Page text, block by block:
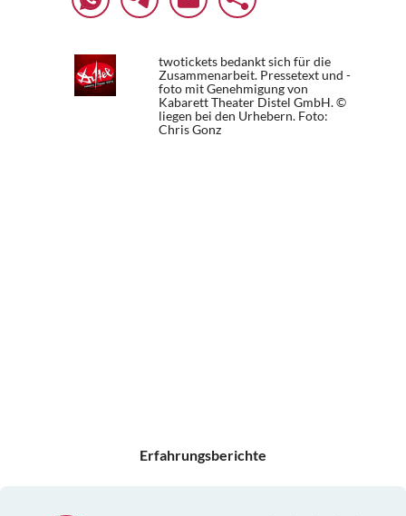
twotickets bedankt sich für die
Zusammenarbeit. Pressetext und -
foto mit Genehmigung von
Kabarett Theater Distel GmbH. ©
liegen bei den Urhebern. Foto:
Chris Gonz
Erfahrungsberichte